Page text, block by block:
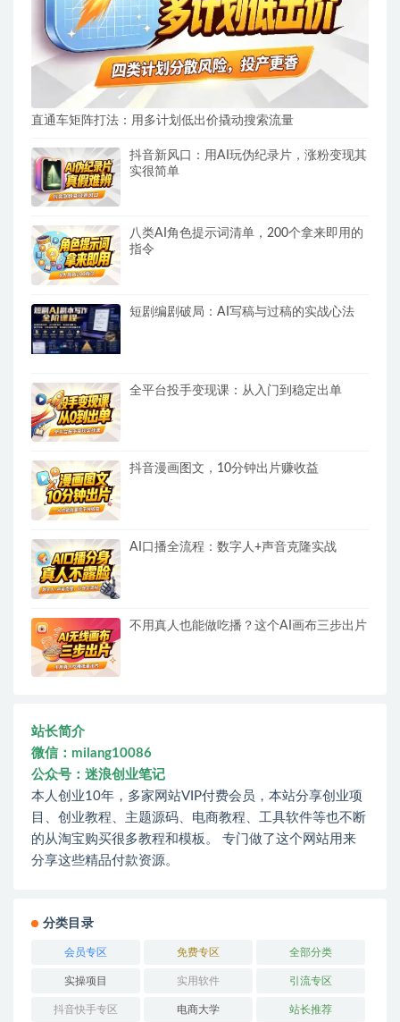
直通车矩阵打法：用多计划低出价撬动搜索流量
抖音新风口：用AI玩伪纪录片，涨粉变现其
实很简单
八类AI角色提示词清单，200个拿来即用的
指令
短剧编剧破局：AI写稿与过稿的实战心法
全平台投手变现课：从入门到稳定出单
抖音漫画图文，10分钟出片赚收益
AI口播全流程：数字人+声音克隆实战
不用真人也能做吃播？这个AI画布三步出片
站长简介
微信：milang10086
公众号：迷浪创业笔记
本人创业10年，多家网站VIP付费会员，本站分享创业项
目、创业教程、主题源码、电商教程、工具软件等也不断
的从淘宝购买很多教程和模板。 专门做了这个网站用来
分享这些精品付款资源。
分类目录
会员专区 免费专区 全部分类
实操项目 实用软件 引流专区
抖音快手专区 电商大学 站长推荐